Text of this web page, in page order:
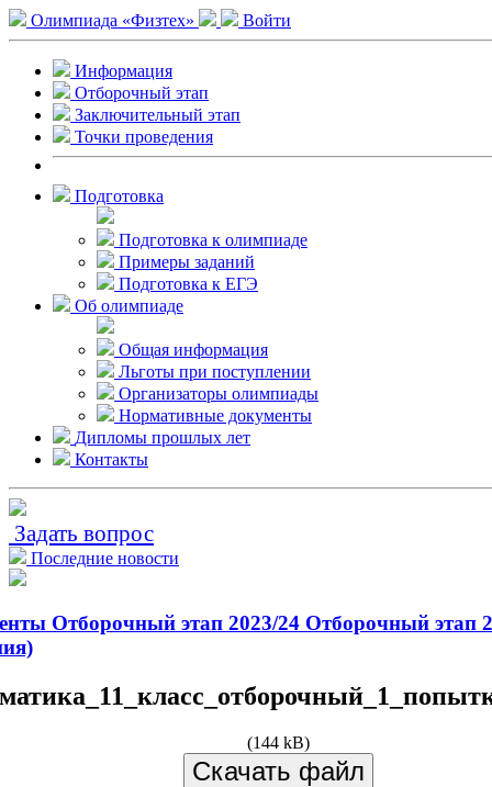
Олимпиада «Физтех» Войти
Информация
Отборочный этап
Заключительный этап
Точки проведения
Подготовка
Подготовка к олимпиаде
Примеры заданий
Подготовка к ЕГЭ
Об олимпиаде
Общая информация
Льготы при поступлении
Организаторы олимпиады
Нормативные документы
Дипломы прошлых лет
Контакты
Задать вопрос
Последние новости
Отборочный этап 2023/24 Отборочный этап
(144 kB)
Скачать файл